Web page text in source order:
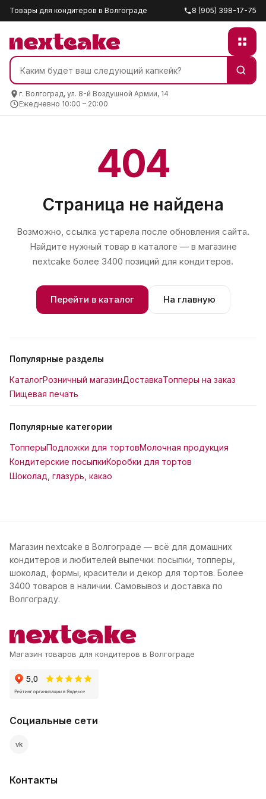
Товары для кондитеров в Волгограде 8 (905) 398-17-75
г. Волгоград, ул. 8-й Воздушной Армии, 14
Ежедневно 10:00 – 20:00
404
Страница не найдена
Возможно, ссылка устарела после обновления сайта.
Найдите нужный товар в каталоге — в магазине
nextcake более 3400 позиций для кондитеров.
Перейти в каталог На главную
Популярные разделы
КаталогРозничный магазинДоставкаТопперы на заказ
Пищевая печать
Популярные категории
ТопперыПодложки для тортовМолочная продукция
Кондитерские посыпкиКоробки для тортов
Шоколад, глазурь, какао
Магазин nextcake в Волгограде — всё для домашних
кондитеров и любителей выпечки: посыпки, топперы,
шоколад, формы, красители и декор для тортов. Более
3400 товаров в наличии. Самовывоз и доставка по
Волгограду.
Магазин товаров для кондитеров в Волгограде
Социальные сети
vk
Контакты